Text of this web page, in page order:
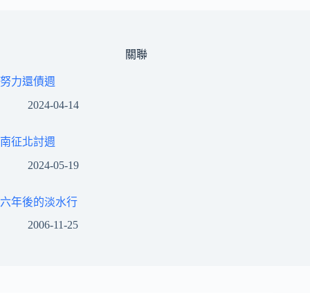
關聯
努力還債週
2024-04-14
南征北討週
2024-05-19
六年後的淡水行
2006-11-25